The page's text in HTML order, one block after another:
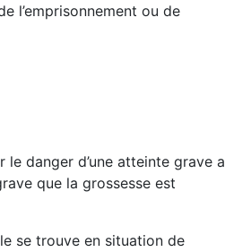
l’emprisonnement ou de
le danger d’une atteinte grave a
que la grossesse est
se trouve en situation de